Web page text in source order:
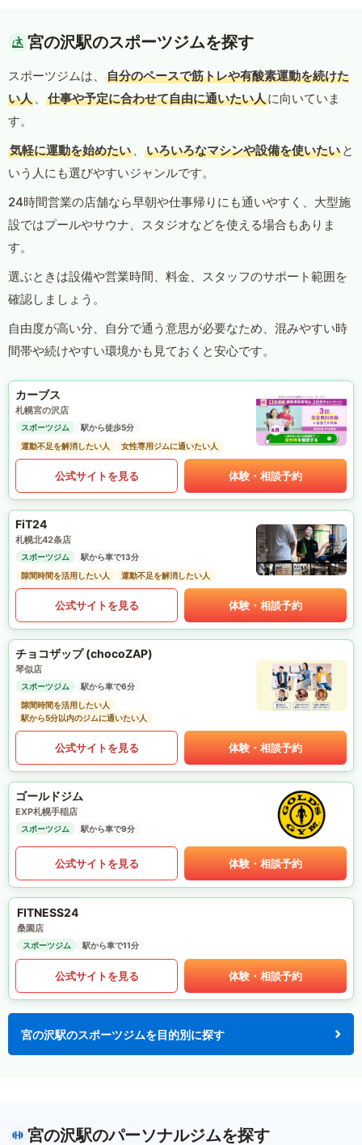
宮の沢駅のスポーツジムを探す
スポーツジムは、
自分のペースで筋トレや有酸素運動を続けた
い人 、 仕事や予定に合わせて自由に通いたい人に向いていま
す。
気軽に運動を始めたい 、 いろいろなマシンや設備を使いたい と
いう人にも選びやすいジャンルです。
24時間営業の店舗なら早朝や仕事帰りにも通いやすく、大型施
設ではプールやサウナ、スタジオなどを使える場合もありま
す。
選ぶときは設備や営業時間、料金、スタッフのサポート範囲を
確認しましょう。
自由度が高い分、自分で通う意思が必要なため、混みやすい時
間帯や続けやすい環境かも見ておくと安心です。
カーブス
札幌宮の沢店
スポーツジム
駅から徒歩5分
運動不足を解消したい人
女性専用ジムに通いたい人
公式サイトを見る 体験・相談予約
FiT24
札幌北42条店
スポーツジム
駅から車で13分
隙間時間を活用したい人
運動不足を解消したい人
公式サイトを見る 体験・相談予約
チョコザップ (chocoZAP)
琴似店
スポーツジム
駅から車で6分
隙間時間を活用したい人
駅から5分以内のジムに通いたい人
公式サイトを見る 体験・相談予約
ゴールドジム
EXP札幌手稲店
スポーツジム 駅から車で9分
公式サイトを見る 体験・相談予約
FITNESS24
桑園店
スポーツジム 駅から車で11分
公式サイトを見る 体験・相談予約
宮の沢駅のスポーツジムを目的別に探す
宮の沢駅のパーソナルジムを探す